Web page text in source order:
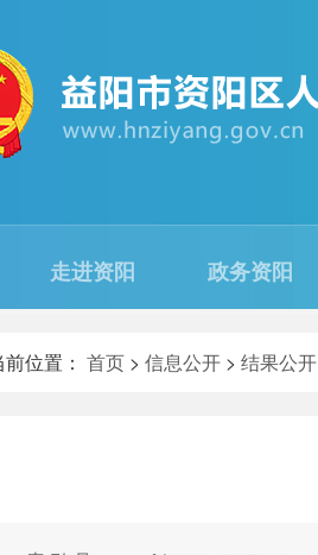
走进资阳 政务资阳
前位置： 首页 > 信息公开 > 结果公开